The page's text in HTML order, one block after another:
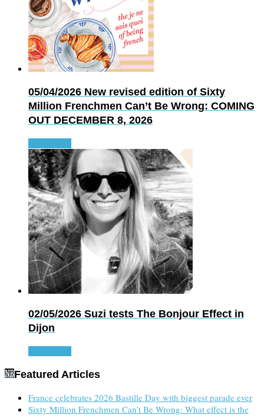
05/04/2026 New revised edition of Sixty
Million Frenchmen Can’t Be Wrong: COMING
OUT DECEMBER 8, 2026
02/05/2026 Suzi tests The Bonjour Effect in
Dijon
Featured Articles
France celebrates 2026 Bastille Day with biggest parade ever
Sixty Million Frenchmen Can’t Be Wrong: What effect is the